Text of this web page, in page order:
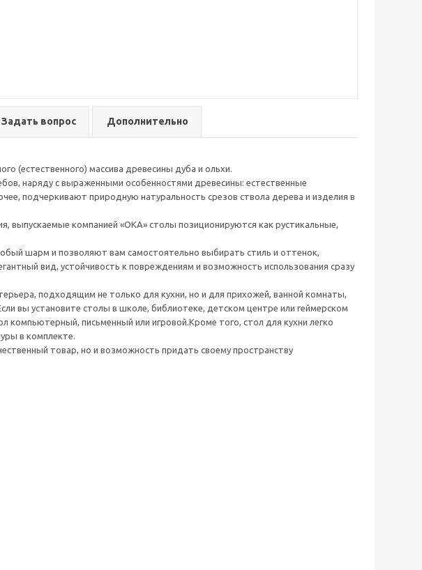
Задать вопрос Дополнительно
(естественного) массива древесины дуба и ольхи.
наряду с выраженными особенностями древесины: естественные
подчеркивают природную натуральность срезов ствола дерева и изделия в
выпускаемые компанией «ОКА» столы позиционируются как рустикальные,
шарм и позволяют вам самостоятельно выбирать стиль и оттенок,
вид, устойчивость к повреждениям и возможность использования сразу
подходящим не только для кухни, но и для прихожей, ванной комнаты,
вы установите столы в школе, библиотеке, детском центре или геймерском
компьютерный, письменный или игровой.Кроме того, стол для кухни легко
в комплекте.
товар, но и возможность придать своему пространству